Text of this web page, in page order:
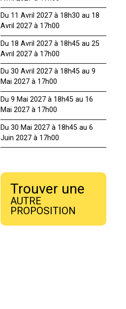
Du 11 Avril 2027 à 18h30 au 18
Avril 2027 à 17h00
Du 18 Avril 2027 à 18h45 au 25
Avril 2027 à 17h00
Du 30 Avril 2027 à 18h45 au 9
Mai 2027 à 17h00
Du 9 Mai 2027 à 18h45 au 16
Mai 2027 à 17h00
Du 30 Mai 2027 à 18h45 au 6
Juin 2027 à 17h00
Trouver une
AUTRE
PROPOSITION